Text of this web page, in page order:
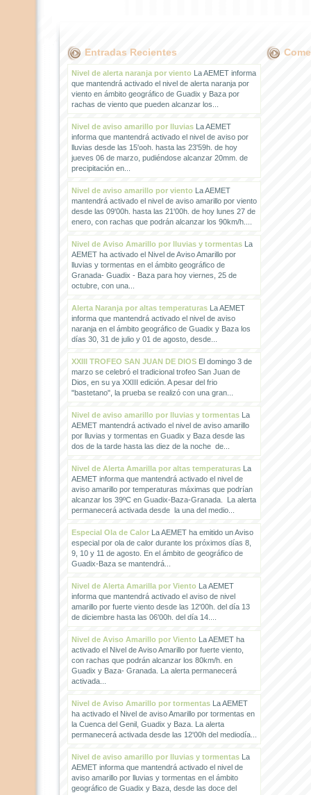
Entradas Recientes
Nivel de alerta naranja por vientoLa AEMET informa
que mantendrá activado el nivel de alerta naranja por
viento en ámbito geográfico de Guadix y Baza por
rachas de viento que pueden alcanzar los...
Nivel de aviso amarillo por lluviasLa AEMET
informa que mantendrá activado el nivel de aviso por
lluvias desde las 15'ooh. hasta las 23'59h. de hoy
jueves 06 de marzo, pudiéndose alcanzar 20mm. de
precipitación en...
Nivel de aviso amarillo por vientoLa AEMET
mantendrá activado el nivel de aviso amarillo por viento
desde las 09'00h. hasta las 21'00h. de hoy lunes 27 de
enero, con rachas que podrán alcanzar los 90km/h....
Nivel de Aviso Amarillo por lluvias y tormentasLa
AEMET ha activado el Nivel de Aviso Amarillo por
lluvias y tormentas en el ámbito geográfico de
Granada- Guadix - Baza para hoy viernes, 25 de
octubre, con una...
Alerta Naranja por altas temperaturasLa AEMET
informa que mantendrá activado el nivel de aviso
naranja en el ámbito geográfico de Guadix y Baza los
días 30, 31 de julio y 01 de agosto, desde...
XXIII TROFEO SAN JUAN DE DIOSEl domingo 3 de
marzo se celebró el tradicional trofeo San Juan de
Dios, en su ya XXIII edición. A pesar del frio
"bastetano", la prueba se realizó con una gran...
Nivel de aviso amarillo por lluvias y tormentasLa
AEMET mantendrá activado el nivel de aviso amarillo
por lluvias y tormentas en Guadix y Baza desde las
dos de la tarde hasta las diez de la noche de...
Nivel de Alerta Amarilla por altas temperaturasLa
AEMET informa que mantendrá activado el nivel de
aviso amarillo por temperaturas máximas que podrían
alcanzar los 39ºC en Guadix-Baza-Granada. La alerta
permanecerá activada desde la una del medio...
Especial Ola de CalorLa AEMET ha emitido un Aviso
especial por ola de calor durante los próximos días 8,
9, 10 y 11 de agosto. En el ámbito de geográfico de
Guadix-Baza se mantendrá...
Nivel de Alerta Amarilla por VientoLa AEMET
informa que mantendrá activado el aviso de nivel
amarillo por fuerte viento desde las 12'00h. del día 13
de diciembre hasta las 06'00h. del día 14....
Nivel de Aviso Amarillo por VientoLa AEMET ha
activado el Nivel de Aviso Amarillo por fuerte viento,
con rachas que podrán alcanzar los 80km/h. en
Guadix y Baza- Granada. La alerta permanecerá
activada...
Nivel de Aviso Amarillo por tormentasLa AEMET
ha activado el Nivel de aviso Amarillo por tormentas en
la Cuenca del Genil, Guadix y Baza. La alerta
permanecerá activada desde las 12'00h del mediodía...
Nivel de aviso amarillo por lluvias y tormentasLa
AEMET informa que mantendrá activado el nivel de
aviso amarillo por lluvias y tormentas en el ámbito
geográfico de Guadix y Baza, desde las doce del